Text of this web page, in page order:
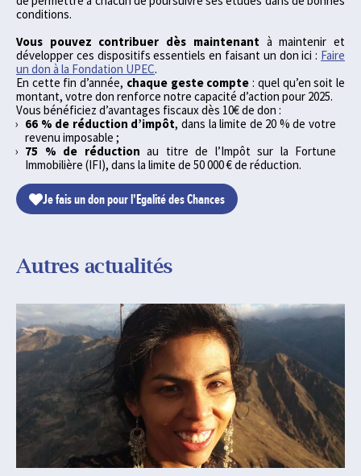
conditions.
Vous pouvez contribuer dès maintenant à maintenir et
développer ces dispositifs essentiels en faisant un don ici : Faire
un don à la Fondation UPEC.
En cette fin d’année, chaque geste compte : quel qu’en soit le
montant, votre don renforce notre capacité d’action pour 2025.
Vous bénéficiez d’avantages fiscaux dès 10€ de don :
66 % de réduction d’impôt, dans la limite de 20 % de votre
revenu imposable ;
75 % de réduction au titre de l’Impôt sur la Fortune
Immobilière (IFI), dans la limite de 50 000 € de réduction.
Je fais un don pour l'Egalité des Chances
Autres actualités